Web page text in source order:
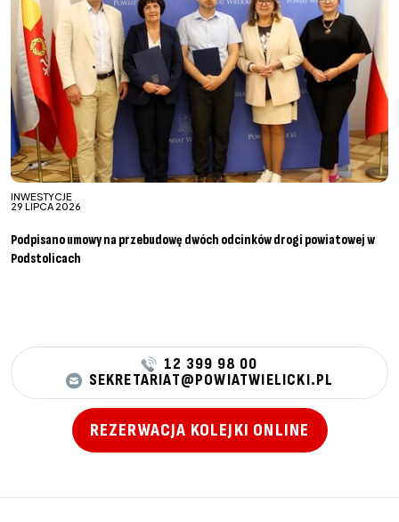
INWESTYCJE
29 LIPCA 2026
Podpisano umowy na przebudowę dwóch odcinków drogi powiatowej w
Podstolicach
12 399 98 00
SEKRETARIAT@POWIATWIELICKI.PL
REZERWACJA KOLEJKI ONLINE